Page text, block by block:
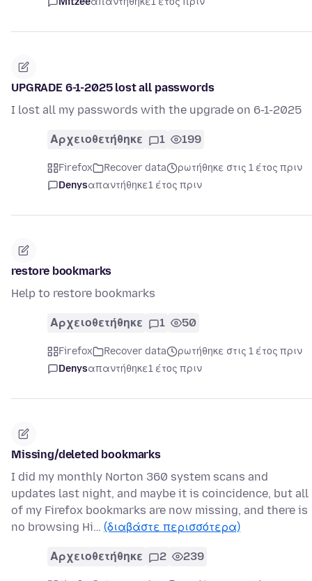
UPGRADE 6-1-2025 lost all passwords
I lost all my passwords with the upgrade on 6-1-2025
Αρχειοθετήθηκε 1 199
Firefox Recover data
ρωτήθηκε στις 1 έτος πριν
Denysαπαντήθηκε1 έτος πριν
restore bookmarks
Help to restore bookmarks
Αρχειοθετήθηκε 1 50
Firefox Recover data
ρωτήθηκε στις 1 έτος πριν
Denysαπαντήθηκε1 έτος πριν
Missing/deleted bookmarks
I did my monthly Norton 360 system scans and
updates last night, and maybe it is coincidence, but all
of my Firefox bookmarks are now missing, and there is
no browsing Hi… (διαβάστε περισσότερα)
Αρχειοθετήθηκε 2 239